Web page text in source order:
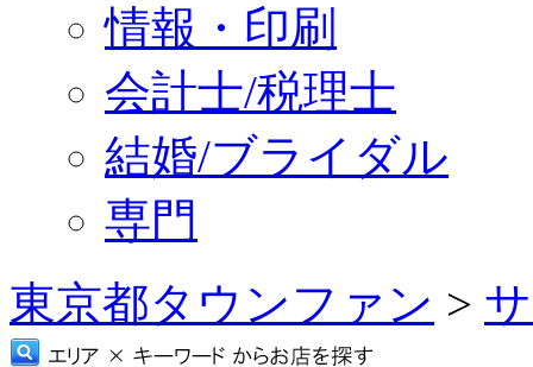
情報・印刷
会計士/税理士
結婚/ブライダル
専門
東京都タウンファン >